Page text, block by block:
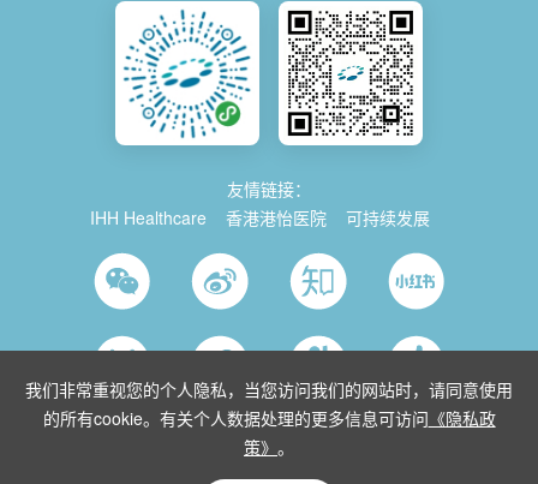
我们非常重视您的个人隐私，当您访问我们的网站时，请同意使用
的所有cookie。有关个人数据处理的更多信息可访问 《隐私政
策》 。
友情链接：
IHH Healthcare
香港港怡医院 可持续发展
沪ICP备2021035743号-1